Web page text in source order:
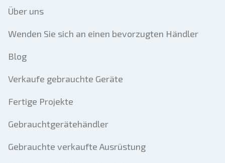
Über uns
Wenden Sie sich an einen bevorzugten Händler
Blog
Verkaufe gebrauchte Geräte
Fertige Projekte
Gebrauchtgerätehändler
Gebrauchte verkaufte Ausrüstung